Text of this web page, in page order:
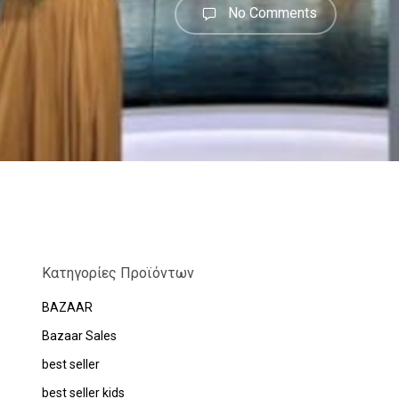
No Comments
Κατηγορίες Προϊόντων
BAZAAR
Bazaar Sales
best seller
best seller kids